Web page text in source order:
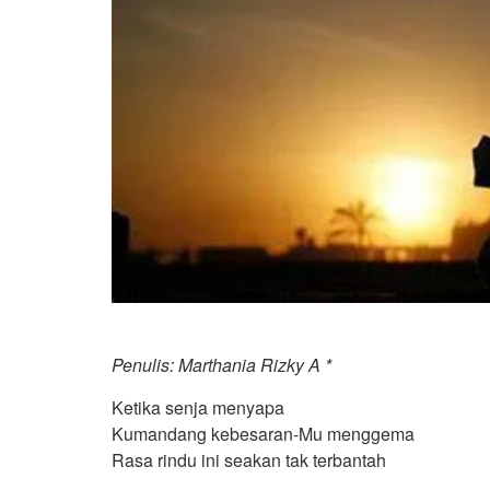
Penulis: Marthania Rizky A *
Ketika senja menyapa
Kumandang kebesaran-Mu menggema
Rasa rindu ini seakan tak terbantah